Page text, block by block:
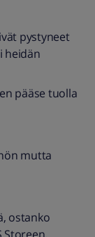
pystyneet
heidän
pääse tuolla
mutta
ostanko